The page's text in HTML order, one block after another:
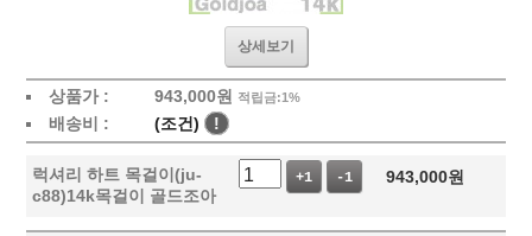
상세보기
상품가 : 943,000원 적립금:1%
배송비 : (조건) !
럭셔리 하트 목걸이(ju-
c88)14k목걸이 골드조아
+1 -1 943,000원